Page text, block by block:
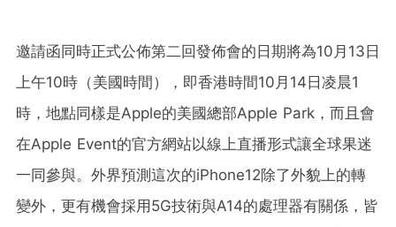
邀請函同時正式公佈第二回發佈會的日期將為10月13日
上午10時（美國時間），即香港時間10月14日凌晨1
時，地點同樣是Apple的美國總部Apple Park，而且會
在Apple Event的官方網站以線上直播形式讓全球果迷
一同參與。外界預測這次的iPhone12除了外貌上的轉
變外，更有機會採用5G技術與A14的處理器有關係，皆